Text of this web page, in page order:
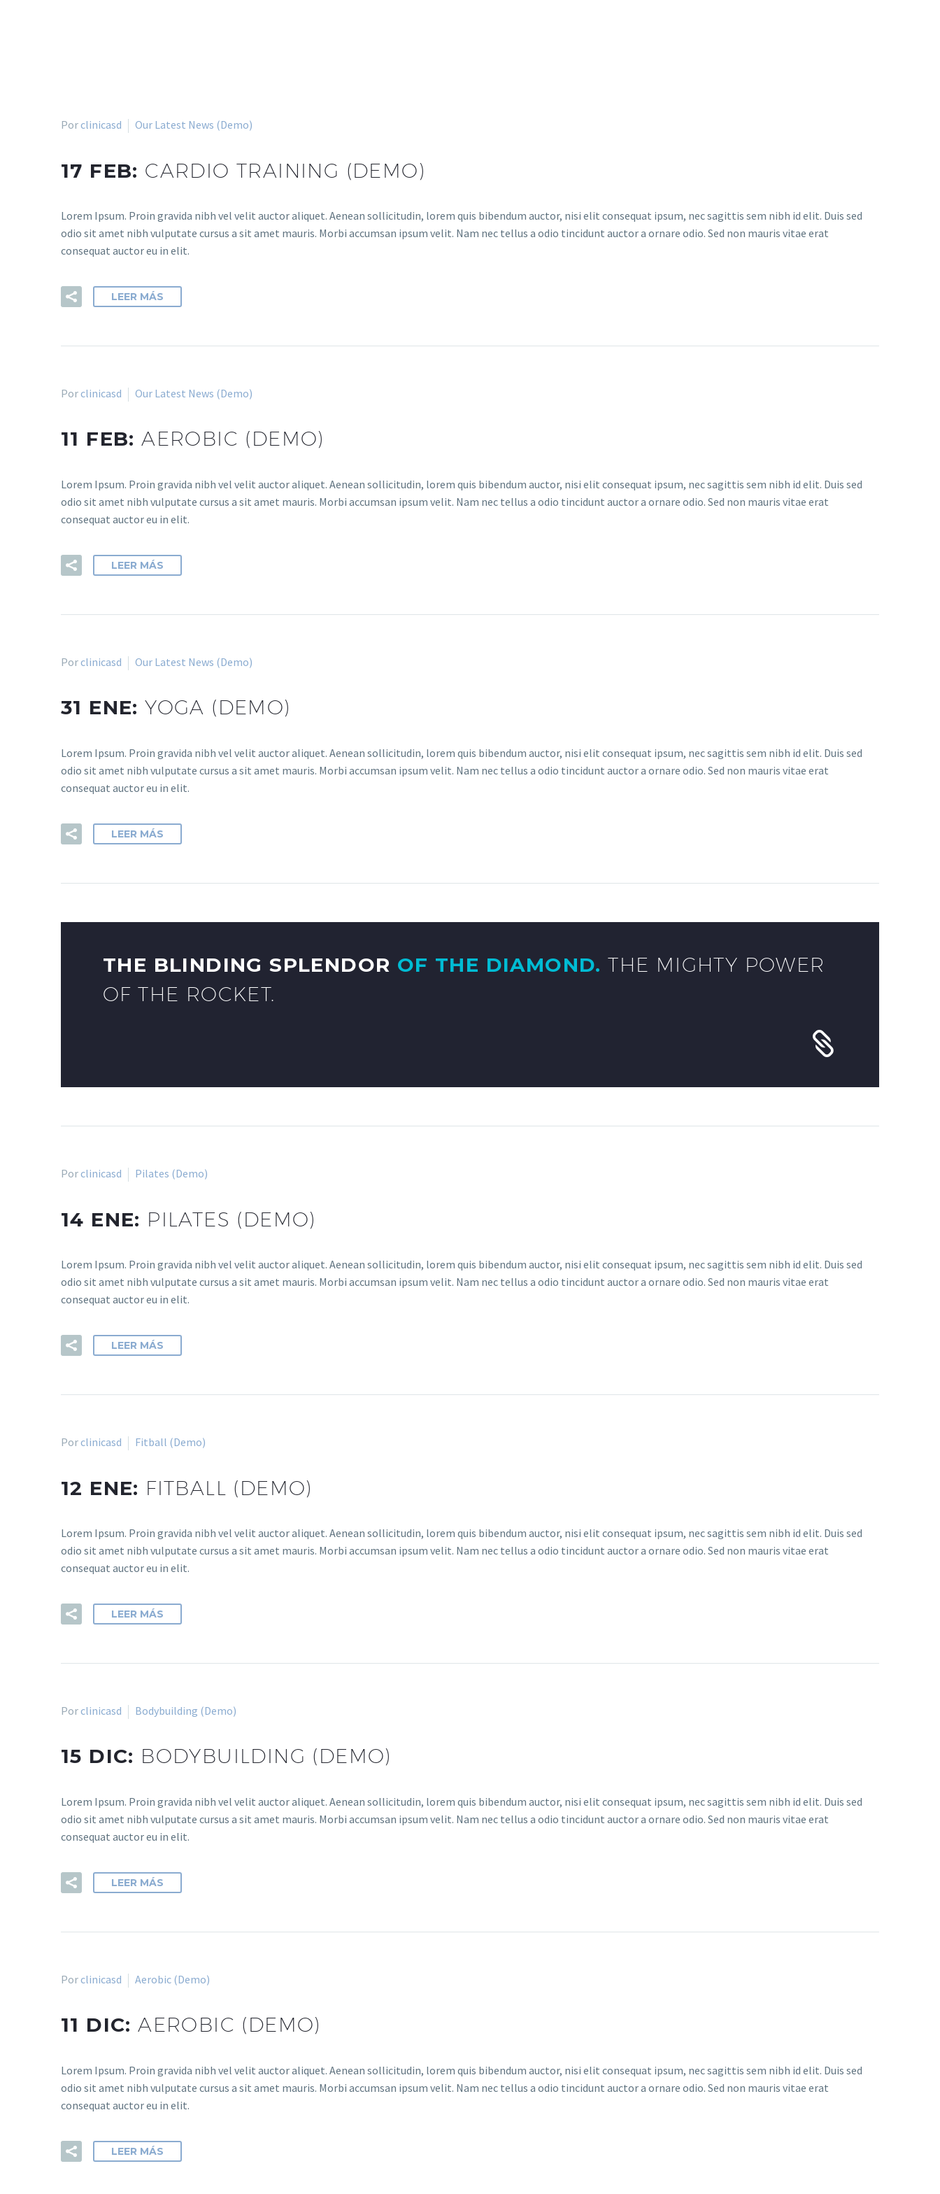
Porclinicasd Our Latest News (Demo)
17 FEB: CARDIO TRAINING (DEMO)
Lorem Ipsum. Proin gravida nibh vel velit auctor aliquet. Aenean sollicitudin, lorem quis bibendum auctor, nisi elit consequat ipsum, nec sagittis sem nibh id elit. Duis sed
odio sit amet nibh vulputate cursus a sit amet mauris. Morbi accumsan ipsum velit. Nam nec tellus a odio tincidunt auctor a ornare odio. Sed non mauris vitae erat
consequat auctor eu in elit.
LEER MÁS
Porclinicasd Our Latest News (Demo)
11 FEB:AEROBIC (DEMO)
Lorem Ipsum. Proin gravida nibh vel velit auctor aliquet. Aenean sollicitudin, lorem quis bibendum auctor, nisi elit consequat ipsum, nec sagittis sem nibh id elit. Duis sed
odio sit amet nibh vulputate cursus a sit amet mauris. Morbi accumsan ipsum velit. Nam nec tellus a odio tincidunt auctor a ornare odio. Sed non mauris vitae erat
consequat auctor eu in elit.
LEER MÁS
Porclinicasd Our Latest News (Demo)
31 ENE:YOGA (DEMO)
Lorem Ipsum. Proin gravida nibh vel velit auctor aliquet. Aenean sollicitudin, lorem quis bibendum auctor, nisi elit consequat ipsum, nec sagittis sem nibh id elit. Duis sed
odio sit amet nibh vulputate cursus a sit amet mauris. Morbi accumsan ipsum velit. Nam nec tellus a odio tincidunt auctor a ornare odio. Sed non mauris vitae erat
consequat auctor eu in elit.
LEER MÁS
THE BLINDING SPLENDOR OF THE DIAMOND. THE MIGHTY POWER
OF THE ROCKET.
Porclinicasd Pilates (Demo)
14 ENE: PILATES (DEMO)
Lorem Ipsum. Proin gravida nibh vel velit auctor aliquet. Aenean sollicitudin, lorem quis bibendum auctor, nisi elit consequat ipsum, nec sagittis sem nibh id elit. Duis sed
odio sit amet nibh vulputate cursus a sit amet mauris. Morbi accumsan ipsum velit. Nam nec tellus a odio tincidunt auctor a ornare odio. Sed non mauris vitae erat
consequat auctor eu in elit.
LEER MÁS
Porclinicasd Fitball (Demo)
12 ENE: FITBALL (DEMO)
Lorem Ipsum. Proin gravida nibh vel velit auctor aliquet. Aenean sollicitudin, lorem quis bibendum auctor, nisi elit consequat ipsum, nec sagittis sem nibh id elit. Duis sed
odio sit amet nibh vulputate cursus a sit amet mauris. Morbi accumsan ipsum velit. Nam nec tellus a odio tincidunt auctor a ornare odio. Sed non mauris vitae erat
consequat auctor eu in elit.
LEER MÁS
Porclinicasd Bodybuilding (Demo)
15 DIC: BODYBUILDING (DEMO)
Lorem Ipsum. Proin gravida nibh vel velit auctor aliquet. Aenean sollicitudin, lorem quis bibendum auctor, nisi elit consequat ipsum, nec sagittis sem nibh id elit. Duis sed
odio sit amet nibh vulputate cursus a sit amet mauris. Morbi accumsan ipsum velit. Nam nec tellus a odio tincidunt auctor a ornare odio. Sed non mauris vitae erat
consequat auctor eu in elit.
LEER MÁS
Porclinicasd Aerobic (Demo)
11 DIC:AEROBIC (DEMO)
Lorem Ipsum. Proin gravida nibh vel velit auctor aliquet. Aenean sollicitudin, lorem quis bibendum auctor, nisi elit consequat ipsum, nec sagittis sem nibh id elit. Duis sed
odio sit amet nibh vulputate cursus a sit amet mauris. Morbi accumsan ipsum velit. Nam nec tellus a odio tincidunt auctor a ornare odio. Sed non mauris vitae erat
consequat auctor eu in elit.
LEER MÁS